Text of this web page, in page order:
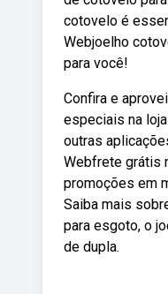
cotovelo é
Webjoelho
para você!
Confira e
especiais na
outras
Webfrete grátis
promoções em
Saiba mais
para esgoto, o
de dupla.